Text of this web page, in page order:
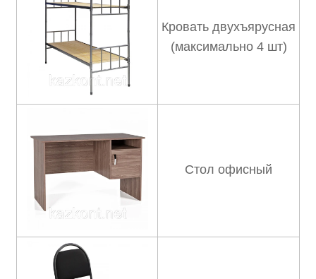
Кровать двухъярусная
(максимально 4 шт)
Стол офисный